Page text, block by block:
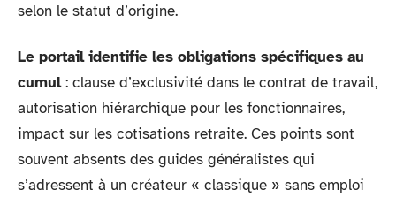
selon le statut d’origine.
Le portail identifie les obligations spécifiques au
cumul: clause d’exclusivité dans le contrat de travail,
autorisation hiérarchique pour les fonctionnaires,
impact sur les cotisations retraite. Ces points sont
souvent absents des guides généralistes qui
s’adressent à un créateur « classique » sans emploi